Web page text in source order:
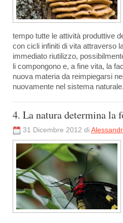
tempo tutte le attività produttive
con cicli infiniti di vita attraverso
immediato riutilizzo,
li compongono e, a fine vita, la
nuova materia da reimpiegarsi
nuovamente nel sistema naturale.
4. La natura determina la
31 Dicembre 2012 di